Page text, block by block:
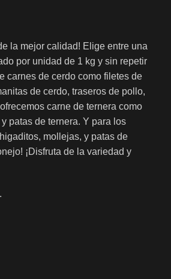
la mejor calidad! Elige entre una
por unidad de 1 kg y sin repetir
carnes de cerdo como filetes de
de cerdo, traseros de pollo,
carne de ternera como
patas de ternera. Y para los
mollejas, y patas de
¡Disfruta de la variedad y